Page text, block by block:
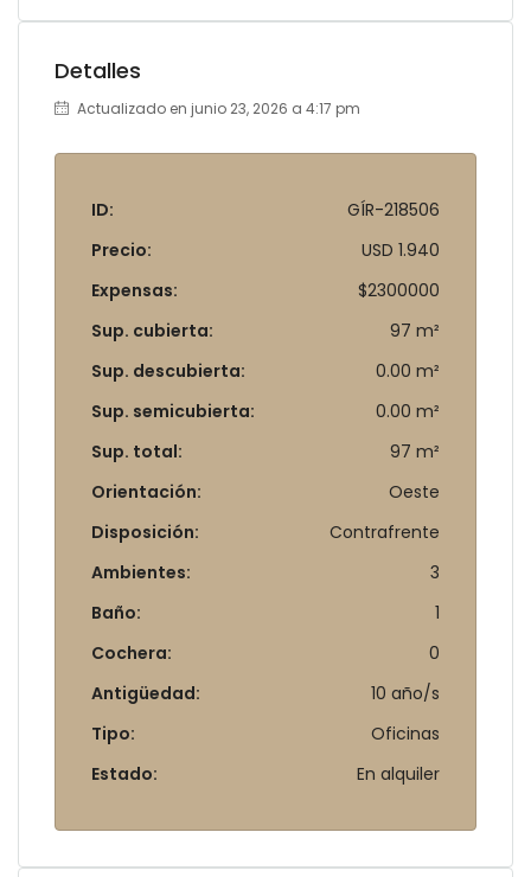
Detalles
Actualizado en junio 23, 2026 a 4:17 pm
ID:
GÍR-218506
Precio:
USD 1.940
Expensas:
$2300000
Sup. cubierta:
97 m²
Sup. descubierta:
0.00 m²
Sup. semicubierta:
0.00 m²
Sup. total:
97 m²
Orientación:
Oeste
Disposición:
Contrafrente
Ambientes:
3
Baño:
1
Cochera:
0
Antigüedad:
10 año/s
Tipo:
Oficinas
Estado:
En alquiler